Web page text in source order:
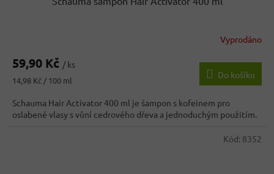
Vyprodáno
59,90 Kč / ks
Měrná
14,98 Kč / 100 ml
Do košíku
Schauma Hair Activator 400 ml je šampon s kofeinem pro
oslabené vlasy s vůní cedrového dřeva a jednoduchým použitím.
Kód: 8352